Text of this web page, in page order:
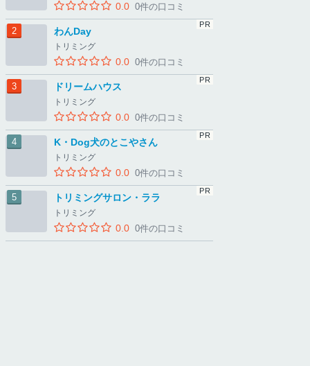
0.0 0件の口コミ
わんDay
トリミング
0.0 0件の口コミ
ドリームハウス
トリミング
0.0 0件の口コミ
K・Dog犬のとこやさん
トリミング
0.0 0件の口コミ
トリミングサロン・ララ
トリミング
0.0 0件の口コミ